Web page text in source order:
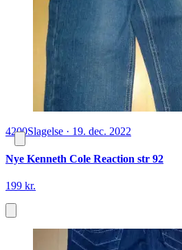
4200Slagelse · 19. dec. 2022
Nye Kenneth Cole Reaction str 92
199 kr.